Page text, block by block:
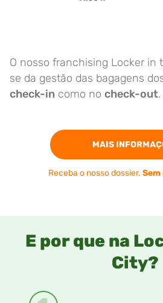
O nosso franchising Locker in
se da gestão das bagagens
check-in como no check-out.
MAIS
Receba o nosso dossier.
E por que na
City?